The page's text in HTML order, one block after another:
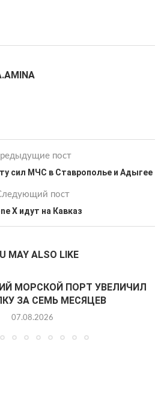
пост
сил МЧС в Ставрополье и Адыгее
пост
X идут на Кавказ
MAY ALSO LIKE
МОРСКОЙ ПОРТ УВЕЛИЧИЛ
ЗА СЕМЬ МЕСЯЦЕВ
07.08.2026